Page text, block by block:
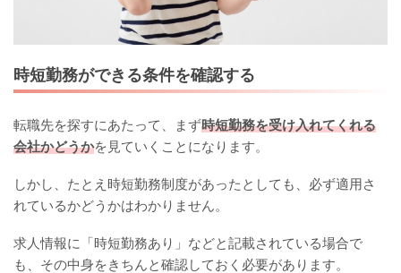
時短勤務ができる条件を確認する
転職先を探すにあたって、まず時短勤務を受け入れてくれる
会社かどうかを見ていくことになります。
しかし、たとえ時短勤務制度があったとしても、必ず適用さ
れているかどうかはわかりません。
求人情報に「時短勤務あり」などと記載されている場合で
も、その中身をきちんと確認しておく必要があります。